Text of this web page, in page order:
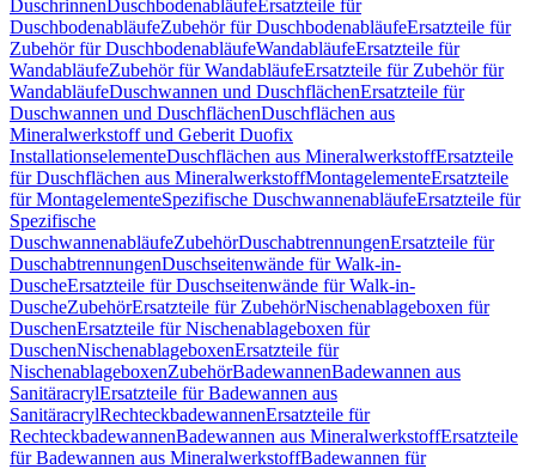
DuschrinnenDuschbodenabläufeErsatzteile für
DuschbodenabläufeZubehör für DuschbodenabläufeErsatzteile für
Zubehör für DuschbodenabläufeWandabläufeErsatzteile für
WandabläufeZubehör für WandabläufeErsatzteile für Zubehör für
WandabläufeDuschwannen und DuschflächenErsatzteile für
Duschwannen und DuschflächenDuschflächen aus
Mineralwerkstoff und Geberit Duofix
InstallationselementeDuschflächen aus MineralwerkstoffErsatzteile
für Duschflächen aus MineralwerkstoffMontagelementeErsatzteile
für MontagelementeSpezifische DuschwannenabläufeErsatzteile für
Spezifische
DuschwannenabläufeZubehörDuschabtrennungenErsatzteile für
DuschabtrennungenDuschseitenwände für Walk-in-
DuscheErsatzteile für Duschseitenwände für Walk-in-
DuscheZubehörErsatzteile für ZubehörNischenablageboxen für
DuschenErsatzteile für Nischenablageboxen für
DuschenNischenablageboxenErsatzteile für
NischenablageboxenZubehörBadewannenBadewannen aus
SanitäracrylErsatzteile für Badewannen aus
SanitäracrylRechteckbadewannenErsatzteile für
RechteckbadewannenBadewannen aus MineralwerkstoffErsatzteile
für Badewannen aus MineralwerkstoffBadewannen für